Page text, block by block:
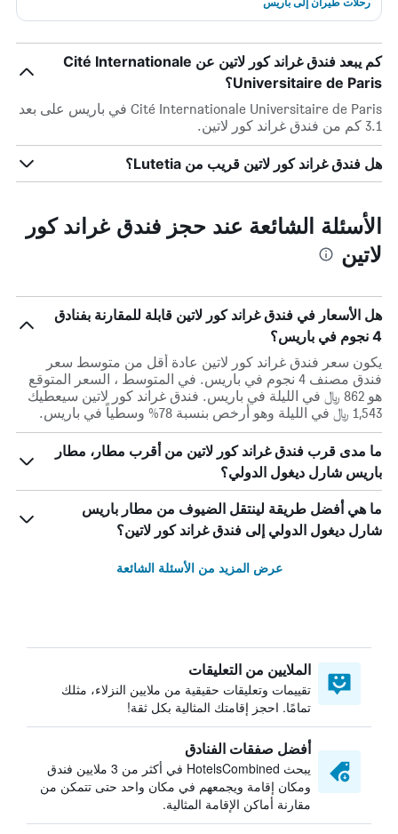
كم يبعد فندق غراند كور لاتين عن Cité Internationale
Universitaire de Paris؟
Cité Internationale Universitaire de Paris في باريس على بعد
3.1 كم من فندق غراند كور لاتين.
هل فندق غراند كور لاتين قريب من Lutetia؟
الأسئلة الشائعة عند حجز فندق غراند كور
لاتين
هل الأسعار في فندق غراند كور لاتين قابلة للمقارنة بفنادق
4 نجوم في باريس؟
يكون سعر فندق غراند كور لاتين عادة أقل من متوسط ​​سعر
فندق مصنف 4 نجوم في باريس. في المتوسط ، السعر المتوقع
هو 862 ﷼ في الليلة في باريس. فندق غراند كور لاتين سيعطيك
1,543 ﷼ في الليلة وهو أرخص بنسبة 78% وسطياً في باريس.
ما مدى قرب فندق غراند كور لاتين من أقرب مطار، مطار
باريس شارل ديغول الدولي؟
ما هي أفضل طريقة لينتقل الضيوف من مطار باريس
شارل ديغول الدولي إلى فندق غراند كور لاتين؟
عرض المزيد من الأسئلة الشائعة
الملايين من التعليقات
تقييمات وتعليقات حقيقية من ملايين النزلاء، مثلك
تمامًا. احجز إقامتك المثالية بكل ثقة!
أفضل صفقات الفنادق
يبحث HotelsCombined في أكثر من 3 ملايين فندق
ومكان إقامة ويجمعهم في مكان واحد حتى تتمكن من
مقارنة أماكن الإقامة المثالية.